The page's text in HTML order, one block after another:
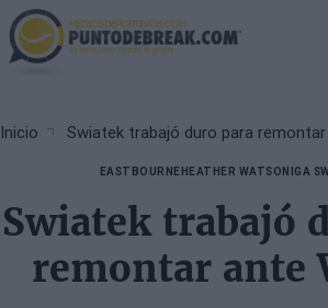
Skip
to
main
Breadcrumb
Inicio Swiatek trabajó duro para
EASTBOURNEHEATHER WATSON IGA
Swiatek trabajó
remontar ante